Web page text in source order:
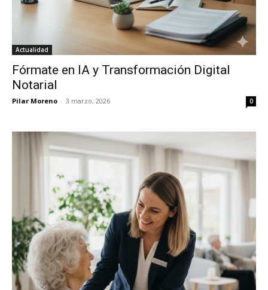
Actualidad
Fórmate en IA y Transformación Digital
Notarial
Pilar Moreno - 3 marzo, 2026 0